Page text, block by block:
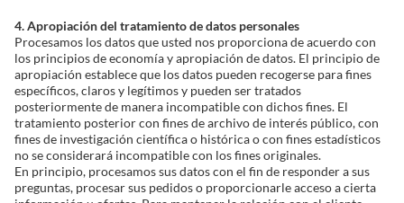
4. Apropiación del tratamiento de datos personales
Procesamos los datos que usted nos proporciona de acuerdo con
los principios de economía y apropiación de datos. El principio de
apropiación establece que los datos pueden recogerse para fines
específicos, claros y legítimos y pueden ser tratados
posteriormente de manera incompatible con dichos fines. El
tratamiento posterior con fines de archivo de interés público, con
fines de investigación científica o histórica o con fines estadísticos
no se considerará incompatible con los fines originales.
En principio, procesamos sus datos con el fin de responder a sus
preguntas, procesar sus pedidos o proporcionarle acceso a cierta